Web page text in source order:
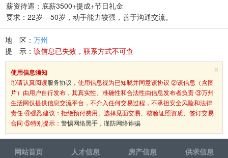
薪资待遇：底薪3500+提成+节日礼金
要求：22岁---50岁，动手能力较强，善于沟通交流。
地 区： 万州
提 示： 该信息已失效，联系方式不可查
×
使用信息须知
①请认真阅读服务协议 ，使用信息视为已知晓并同意该协议 ②该信息（含图
片）由用户自行发布，其真实性、准确性和合法性由信息发布者负责 ③万州
生活网仅提供信息交流平台，不介入任何交易过程，不承担安全风险和法律
责任 ④强烈建议：拒绝预付费用、选择见面交易、核验证照资质、签订交易
合同 ⑤特别提示： 警惕网络黑手，谨防网络诈骗
网站首页 人才信息 房产信息 供求信息